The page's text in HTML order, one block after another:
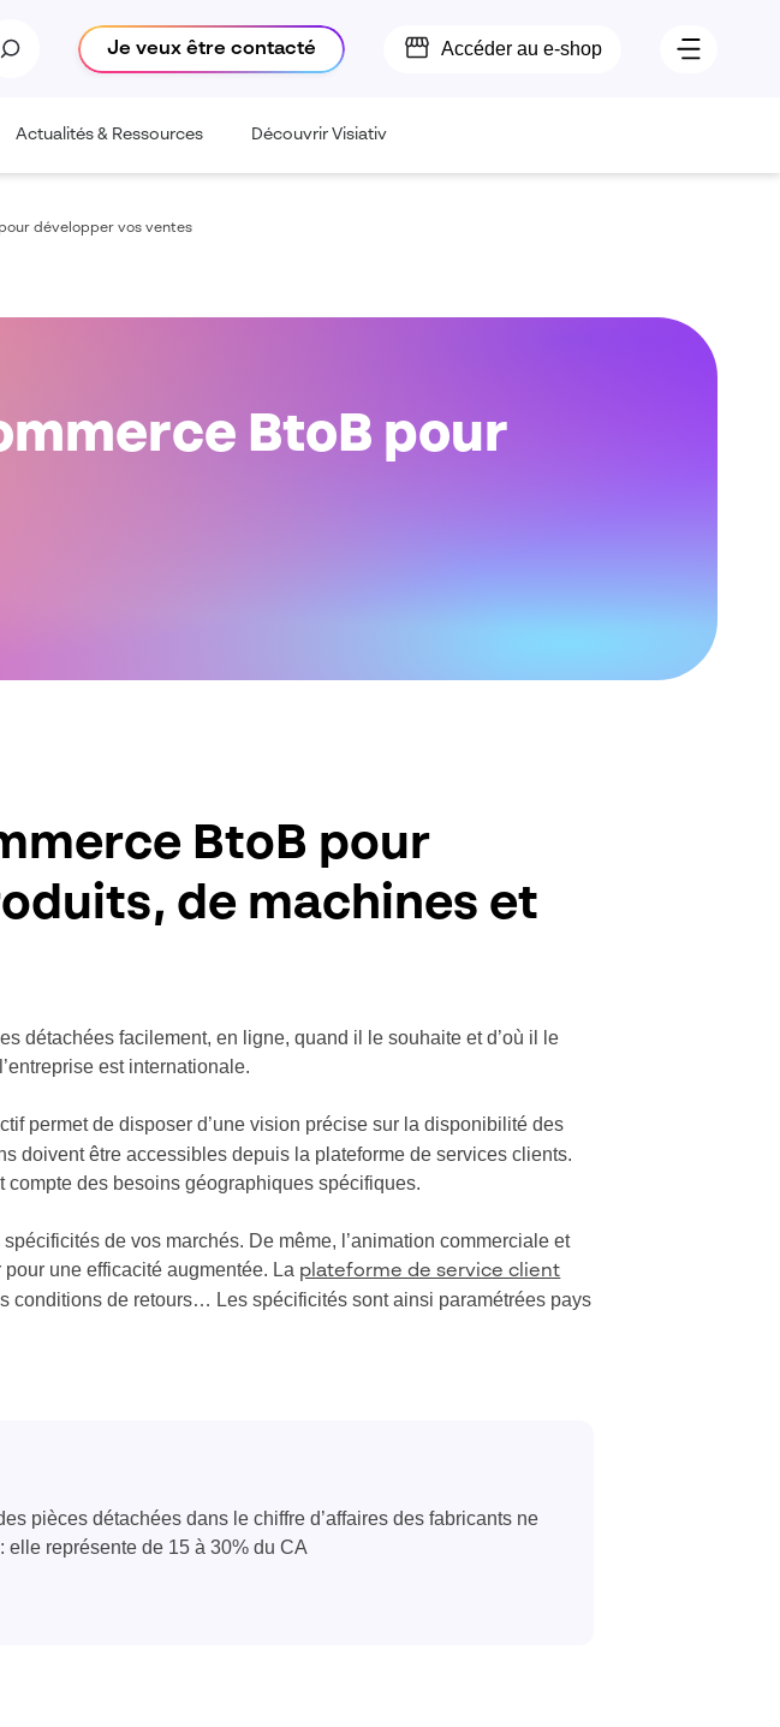
Je veux être contacté Accéder au e-shop
Actualités & Ressources Découvrir Visiativ
développer vos ventes
BtoB pour
BtoB pour
de machines et
détachées facilement, en ligne, quand il le souhaite et d’où il le
est internationale.
permet de disposer d’une vision précise sur la disponibilité des
doivent être accessibles depuis la plateforme de services clients.
compte des besoins géographiques spécifiques.
de vos marchés. De même, l’animation commerciale et
une efficacité augmentée. La plateforme de service client
conditions de retours… Les spécificités sont ainsi paramétrées pays
pièces détachées dans le chiffre d’affaires des fabricants ne
elle représente de 15 à 30% du CA